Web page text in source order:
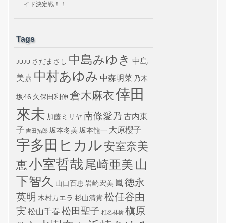
イド決定戦！！
Tags
JUJU さだまさし 中島みゆき 中島
美嘉 中村あゆみ 中森明菜 乃木
坂46 久保田利伸 倉木麻衣倖田
來未 加藤ミリヤ 南條愛乃 古内東
子 吉田拓郎 坂本冬美 坂本龍一 大原櫻子
宇多田ヒカル安室奈美
恵小室哲哉 尾崎亜美 山
下智久 山口百恵岩崎宏美 嵐 徳永
英明 木村カエラ 杉山清貴松任谷由
実 松山千春 松田聖子 椎名林檎 槇原